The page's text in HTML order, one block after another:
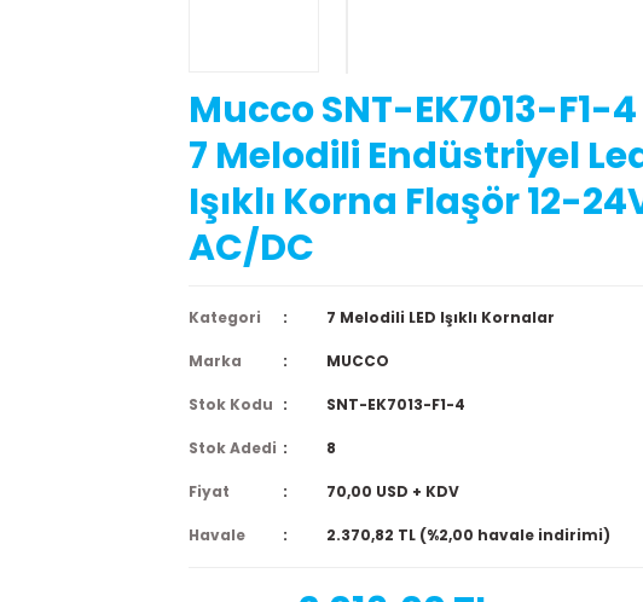
Mucco SNT-EK7013-F1-4
7 Melodili Endüstriyel
Işıklı Korna Flaşör 12-
AC/DC
Kategori 7 Melodili LED Işıklı Kornalar
Marka MUCCO
Stok Kodu SNT-EK7013-F1-4
Stok Adedi 8
Fiyat 70,00 USD + KDV
Havale 2.370,82 TL (%2,00 havale indirimi)